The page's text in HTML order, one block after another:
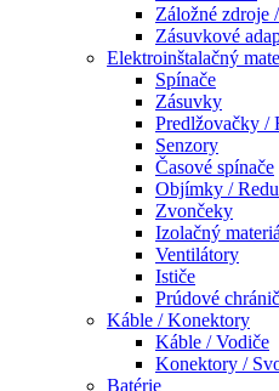
Záložné zdroje
Zásuvkové
Elektroinštalačný
Spínače
Zásuvky
Predlžovačky /
Senzory
Časové spínače
Objímky /
Zvončeky
Izolačný
Ventilátory
Ističe
Prúdové
Káble / Konektory
Káble / Vodiče
Konektory /
Batérie